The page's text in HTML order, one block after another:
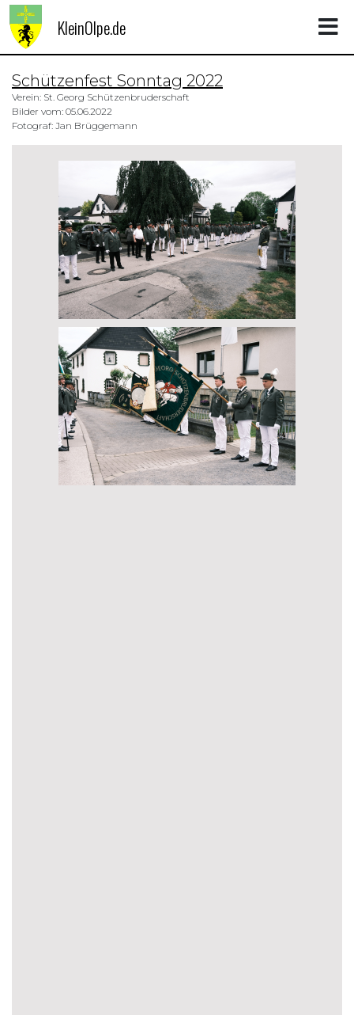
KleinOlpe.de
Schützenfest Sonntag 2022
Verein: St. Georg Schützenbruderschaft
Bilder vom: 05.06.2022
Fotograf: Jan Brüggemann